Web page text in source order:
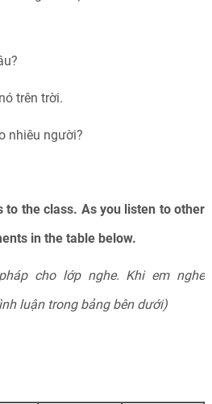
trên trời.
nhiêu người?
to the class. As you listen to other
in the table below.
cho lớp nghe. Khi em nghe
luận trong bảng bên dưới)